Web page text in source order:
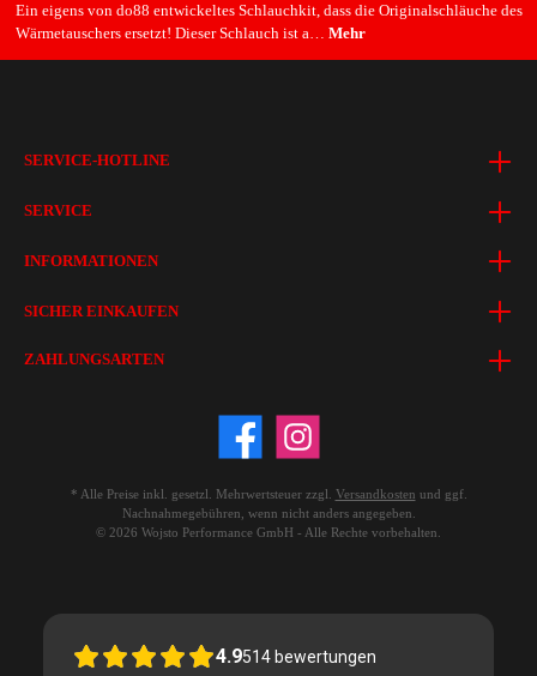
Ein eigens von do88 entwickeltes Schlauchkit, dass die Originalschläuche des
Wärmetauschers ersetzt! Dieser Schlauch ist a… Mehr
SERVICE-HOTLINE
SERVICE
INFORMATIONEN
SICHER EINKAUFEN
ZAHLUNGSARTEN
* Alle Preise inkl. gesetzl. Mehrwertsteuer zzgl. Versandkosten und ggf.
Nachnahmegebühren, wenn nicht anders angegeben.
© 2026 Wojsto Performance GmbH - Alle Rechte vorbehalten.
4.9514 bewertungen